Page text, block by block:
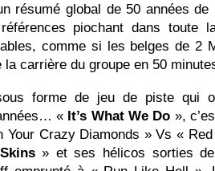
résumé global de 50 années
piochant dans toute
comme si les belges de 2
la carrière du groupe en 50
forme de jeu de piste qui
« It’s What We Do »,
Your Crazy Diamonds » Vs «
Skins» et ses hélicos sorties